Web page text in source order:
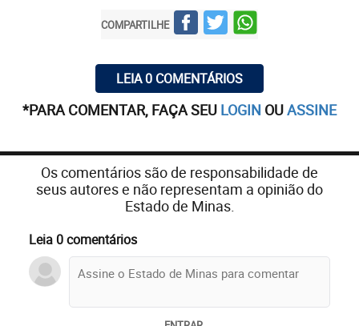
COMPARTILHE
LEIA 0 COMENTÁRIOS
*PARA COMENTAR, FAÇA SEU LOGIN OUASSINE
Os comentários são de responsabilidade de
seus autores e não representam a opinião do
Estado de Minas.
Leia 0 comentários